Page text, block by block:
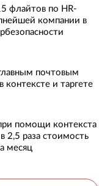
флайтов по HR-
компании в
почтовым
контексте и таргете
помощи контекста
2,5 раза стоимость
месяц